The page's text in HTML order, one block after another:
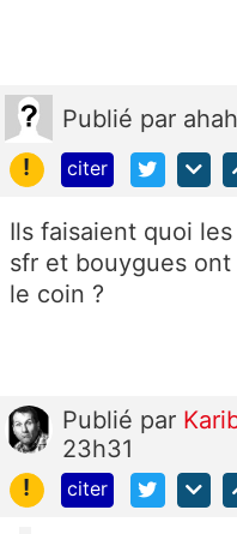
Publié par ahah
!
citer
Ils faisaient quoi
sfr et bouygues
le coin ?
Publié par
23h31
!
citer